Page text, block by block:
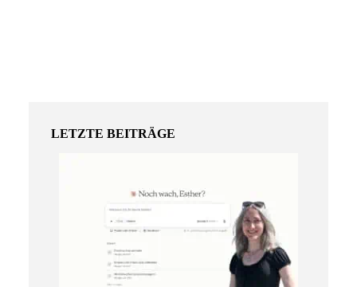
LETZTE BEITRÄGE